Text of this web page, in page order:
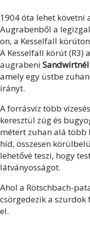
1904 óta lehet követni
Augrabenből a
on, a Kesselfall
A Kesselfall körút (R3)
augrabeni Sandwirtnél
amely egy üstbe
irányt.
A forrásvíz több
keresztül zúg és
métert zuhan alá több
híd, összesen
lehetővé teszi, hogy
látványosságot.
Ahol a Rötschbach-
csörgedezik a
el.